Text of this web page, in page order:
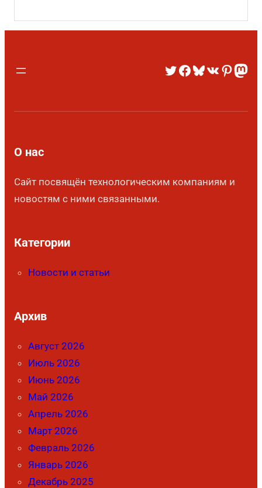
О нас
Сайт посвящён технологическим компаниям и
новостям с ними связанными.
Категории
Новости и статьи
Архив
Август 2026
Июль 2026
Июнь 2026
Май 2026
Апрель 2026
Март 2026
Февраль 2026
Январь 2026
Декабрь 2025